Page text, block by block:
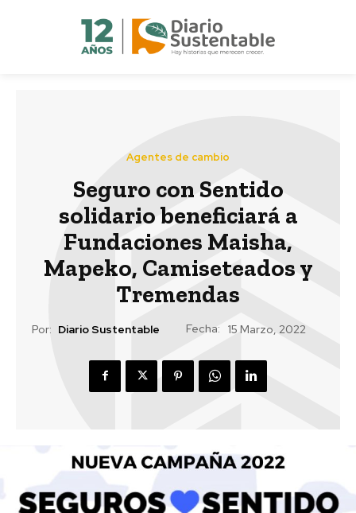
Agentes de cambio
Seguro con Sentido
solidario beneficiará a
Fundaciones Maisha,
Mapeko, Camiseteados y
Tremendas
Por: Diario Sustentable Fecha: 15 Marzo, 2022